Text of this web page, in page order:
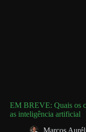
EM BREVE: Quais os
as inteligência artificial
Marcos